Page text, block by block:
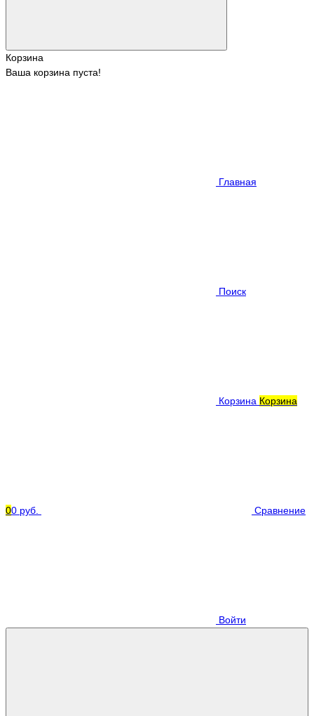
Корзина
Ваша корзина пуста!
Главная
Поиск
Корзина Корзина
00 руб. Сравнение
Войти